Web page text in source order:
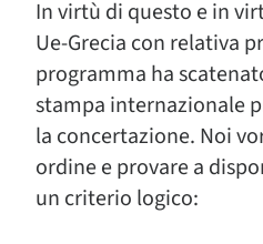
In virtù di questo e in
Ue-Grecia con relativa
programma ha
stampa internazionale
la concertazione. Noi
ordine e provare a
un criterio logico: